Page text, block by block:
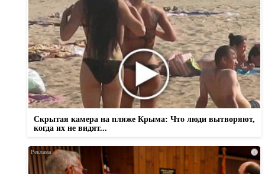
Скрытая камера на пляже Крыма: Что люди вытворяют,
когда их не видят...
i